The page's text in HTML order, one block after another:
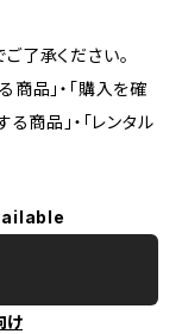
了承ください。
品」・「購入を確
商品」・「レンタル
け